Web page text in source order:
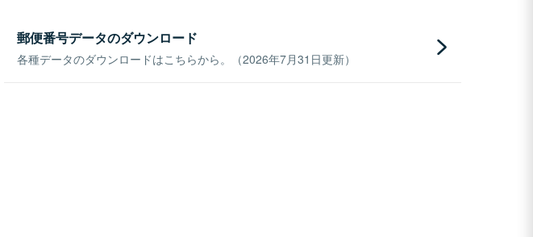
郵便番号データのダウンロード
各種データのダウンロードはこちらから。（2026年7月31日更新）